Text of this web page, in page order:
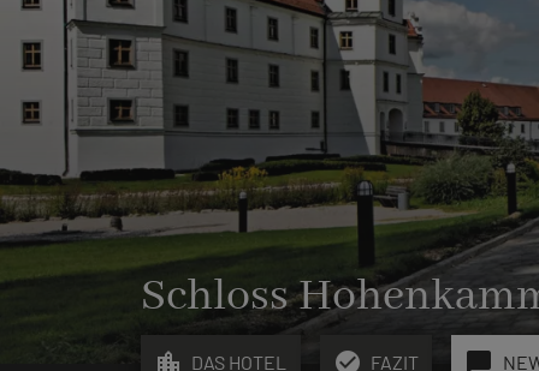
Schloss
location_city DAS HOTEL check_circle FAZIT chat_bubble